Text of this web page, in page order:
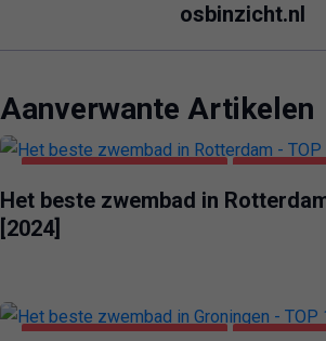
osbinzicht.nl
Aanverwante Artikelen
Het beste zwembad in
[2024]